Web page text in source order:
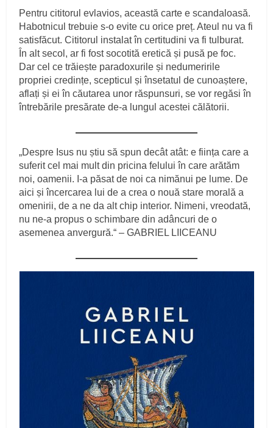
Pentru cititorul evlavios, această carte e scandaloasă.
Habotnicul trebuie s-o evite cu orice preț. Ateul nu va fi
satisfăcut. Cititorul instalat în certitudini va fi tulburat.
În alt secol, ar fi fost socotită eretică și pusă pe foc.
Dar cel ce trăiește paradoxurile și nedumeririle
propriei credințe, scepticul și însetatul de cunoaștere,
aflați și ei în căutarea unor răspunsuri, se vor regăsi în
întrebările presărate de-a lungul acestei călătorii.
„Despre Isus nu știu să spun decât atât: e ființa care a
suferit cel mai mult din pricina felului în care arătăm
noi, oamenii. I-a păsat de noi ca nimănui pe lume. De
aici și încercarea lui de a crea o nouă stare morală a
omenirii, de a ne da alt chip interior. Nimeni, vreodată,
nu ne-a propus o schimbare din adâncuri de o
asemenea anvergură.“ – GABRIEL LIICEANU